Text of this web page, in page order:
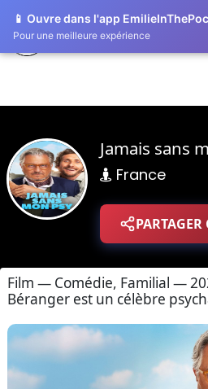
📱 Ouvre dans l'app
Pour une meilleure expérience
ZAPLISTOO
Jamais sans
France
PARTAGER
Film — Comédie, Familial —
Béranger est un célèbre